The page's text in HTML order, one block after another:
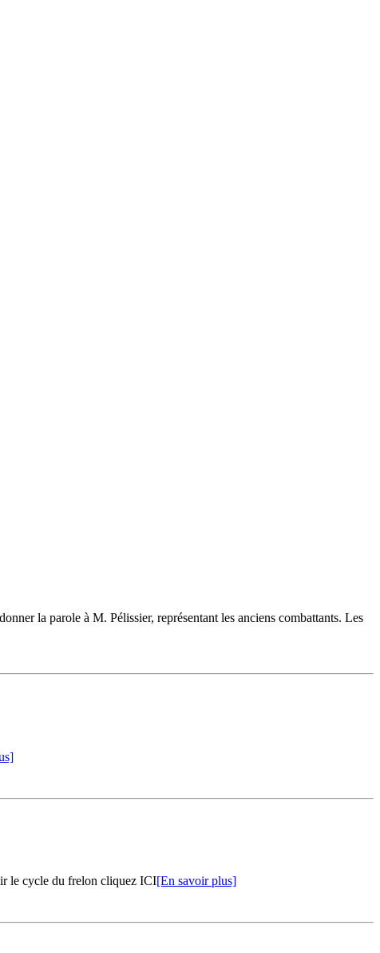
la parole à M. Pélissier, représentant les anciens combattants. Les
le cycle du frelon cliquez ICI[En savoir plus]